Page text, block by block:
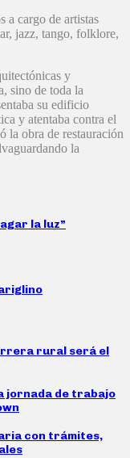
a cargo de artistas
jazz, tango, folklore,
y
sino de toda la
su edificio
y atentaba contra el
la obra de restauración
la
la luz”
rural será el
jornada de trabajo
con trámites,